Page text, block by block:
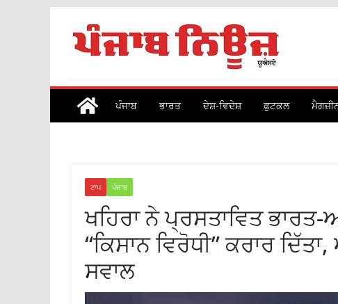
content
ਪੰਜਾਬ ਭਾਰਤ ਦੇਸ਼-ਵਿਦੇਸ਼ ਫ਼ੁਟਕਲ
ਟਾਪ ਪੰਜਾਬ
ਖਹਿਰਾ ਨੇ ਪ੍ਰਸਤਾਵਿਤ
“ਕਿਸਾਨ ਵਿਰੋਧੀ” ਕਰਾਰ
ਸਵਾਲ